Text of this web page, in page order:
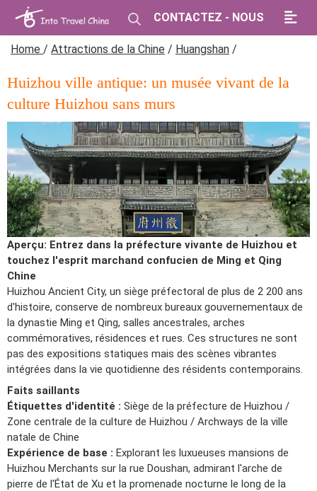
CONTACTEZ - NOUS
Home / Attractions de la Chine / Huangshan /
Huizhou ville antique: un musée vivant de la
culture Huizhou sans murs
Aperçu: Entrez dans la préfecture vivante de Huizhou et
touchez l'esprit marchand confucien de Ming et Qing
Chine
Huizhou Ancient City, un siège préfectoral de plus de 2 200 ans
d'histoire, conserve de nombreux bureaux gouvernementaux de
la dynastie Ming et Qing, salles ancestrales, arches
commémoratives, résidences et rues. Ces structures ne sont
pas des expositions statiques mais des scènes vibrantes
intégrées dans la vie quotidienne des résidents contemporains.
Faits saillants
Étiquettes d'identité : Siège de la préfecture de Huizhou /
Zone centrale de la culture de Huizhou / Archways de la ville
natale de Chine
Expérience de base : Explorant les luxueuses mansions de
Huizhou Merchants sur la rue Doushan, admirant l'arche de
pierre de l'État de Xu et la promenade nocturne le long de la